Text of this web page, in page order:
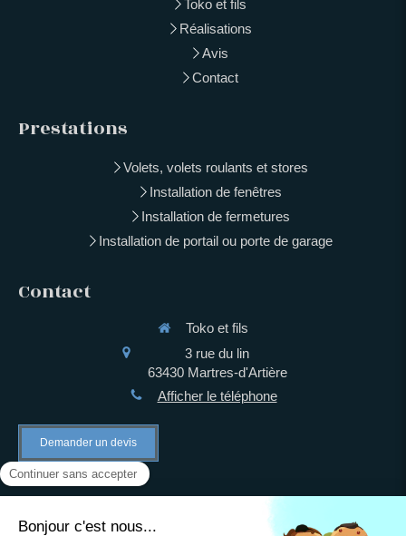
Toko et fils
Réalisations
Avis
Contact
Prestations
Volets, volets roulants et stores
Installation de fenêtres
Installation de fermetures
Installation de portail ou porte de garage
Contact
Toko et fils
3 rue du lin
63430 Martres-d'Artière
Afficher le téléphone
Demander un devis